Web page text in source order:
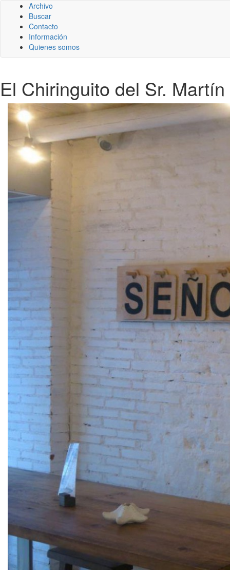
Archivo
Buscar
Contacto
Información
Quienes somos
El Chiringuito del Sr.